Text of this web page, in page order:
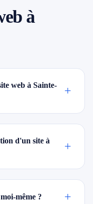
à
web à Sainte-
+
d'un site à
+
même ? +